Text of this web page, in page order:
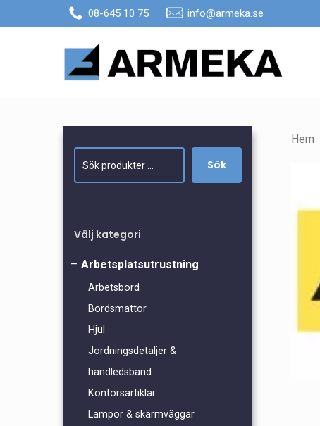
to
08-645 10 75 info@armeka.se
Sök
Välj kategori
Arbetsplatsutrustning
Arbetsbord
Bordsmattor
Hjul
Jordningsdetaljer &
handledsband
Kontorsartiklar
Lampor & skärmväggar
Hem